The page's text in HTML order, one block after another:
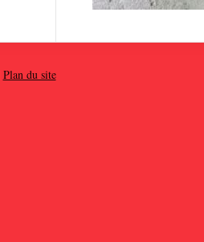
Plan du site